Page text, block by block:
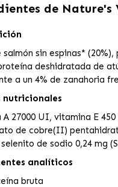
de Nature's
salmón sin espinas*
deshidratada de
a un 4% de zanahoria
nutricionales
27000 UI, vitamina E
de cobre(II)
selenito de sodio 0,24 mg
analíticos
bruta